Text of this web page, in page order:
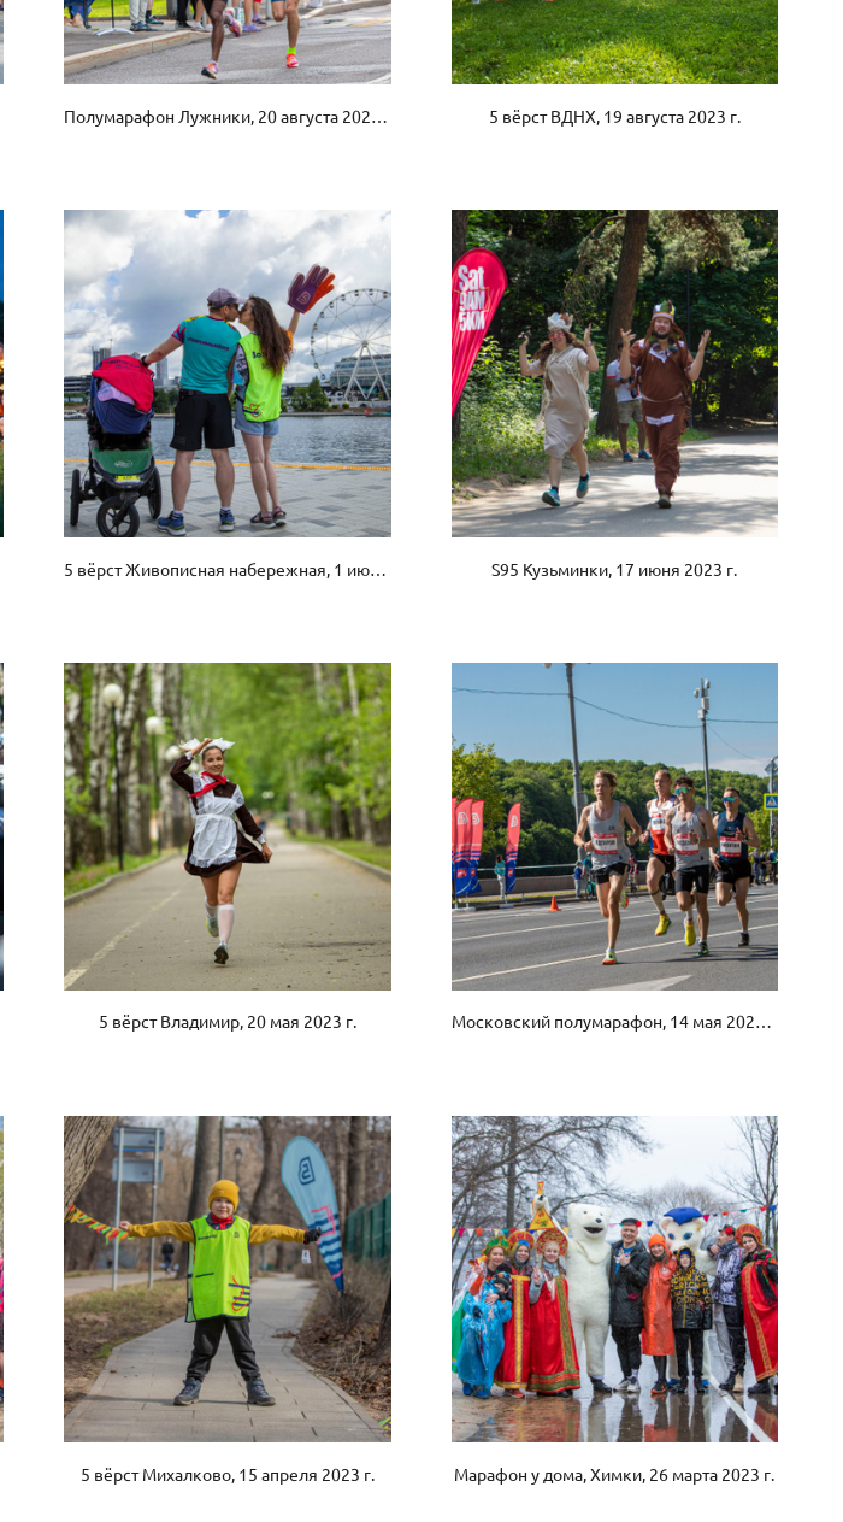
Полумарафон Лужники, 20 августа 2023 г. 5 вёрст ВДНХ, 19 августа 2023 г.
5 вёрст Живописная набережная, 1 июля 2023 г. S95 Кузьминки, 17 июня 2023 г.
5 вёрст Владимир, 20 мая 2023 г. Московский полумарафон, 14 мая 2023 года
5 вёрст Михалково, 15 апреля 2023 г. Марафон у дома, Химки, 26 марта 2023 г.